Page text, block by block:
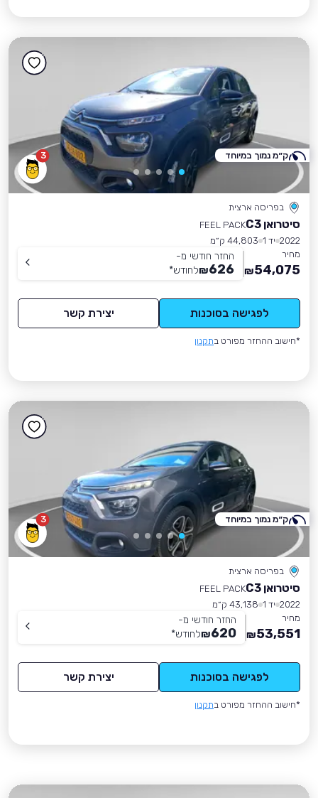
3
בפריסה ארצית
סיטרואן C3
FEEL PACK
2022 יד 1
44,803 ק״מ
מחיר
54,075
₪
החזר חודשי מ-
626
₪לחודש*
לפגישה בסוכנות יצירת קשר
*חישוב ההחזר מפורט בתקנון
ק״מ נמוך במיוחד
3
בפריסה ארצית
סיטרואן C3
FEEL PACK
2022 יד 1
43,138 ק״מ
מחיר
53,551
₪
החזר חודשי מ-
620
₪לחודש*
לפגישה בסוכנות יצירת קשר
*חישוב ההחזר מפורט בתקנון
ק״מ נמוך במיוחד